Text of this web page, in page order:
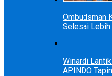
Ombudsman
Selesai Lebih
Winardi
APINDO Tapin